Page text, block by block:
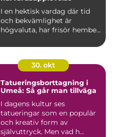
I en hektisk vardag där tid
och bekvämlighet är
högvaluta, har frisör hembe...
30. okt
Tatueringsborttagning i
Umeå: Så går man tillväga
I dagens kultur ses
tatueringar som en populär
och kreativ form av
självuttryck. Men vad h...